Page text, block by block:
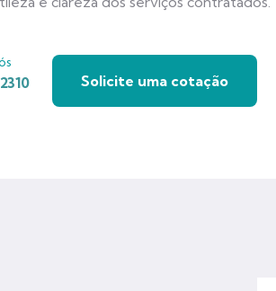
Solicite uma cotação